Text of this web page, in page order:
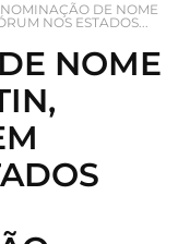
DE NOME
NOS ESTADOS...
NOME